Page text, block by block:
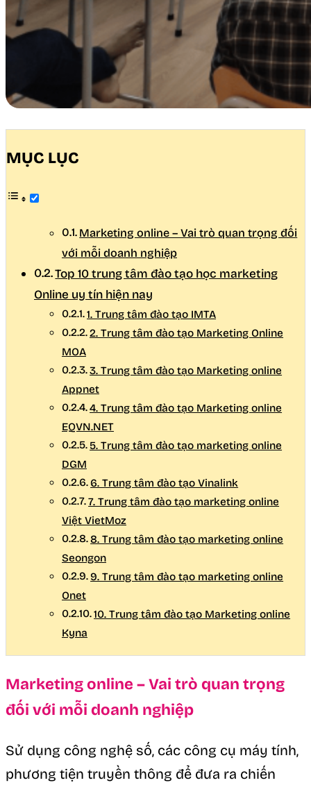
MỤC LỤC
Marketing online – Vai trò quan trọng đối
với mỗi doanh nghiệp
Top 10 trung tâm đào tạo học marketing
Online uy tín hiện nay
1. Trung tâm đào tạo IMTA
2. Trung tâm đào tạo Marketing Online
MOA
3. Trung tâm đào tạo Marketing online
Appnet
4. Trung tâm đào tạo Marketing online
EQVN.NET
5. Trung tâm đào tạo marketing online
DGM
6. Trung tâm đào tạo Vinalink
7. Trung tâm đào tạo marketing online
Việt VietMoz
8. Trung tâm đào tạo marketing online
Seongon
9. Trung tâm đào tạo marketing online
Onet
10. Trung tâm đào tạo Marketing online
Kyna
Marketing online – Vai trò quan trọng
đối với mỗi doanh nghiệp
Sử dụng công nghệ số, các công cụ máy tính,
phương tiện truyền thông để đưa ra chiến